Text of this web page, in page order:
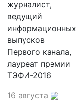
журналист,
ведущий
информационных
выпусков
Первого канала,
лауреат премии
ТЭФИ-2016
16 августа